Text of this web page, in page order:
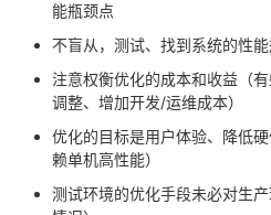
能瓶颈点
不盲从，测试、找到系统的性
注意权衡优化的成本和收益（
调整、增加开发/运维成本）
优化的目标是用户体验、降低
赖单机高性能）
测试环境的优化手段未必对生